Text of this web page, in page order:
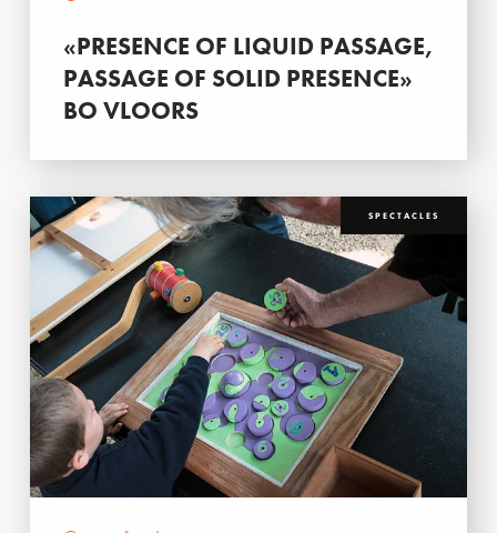
«PRESENCE OF LIQUID PASSAGE,
PASSAGE OF SOLID PRESENCE»
BO VLOORS
SPECTACLES